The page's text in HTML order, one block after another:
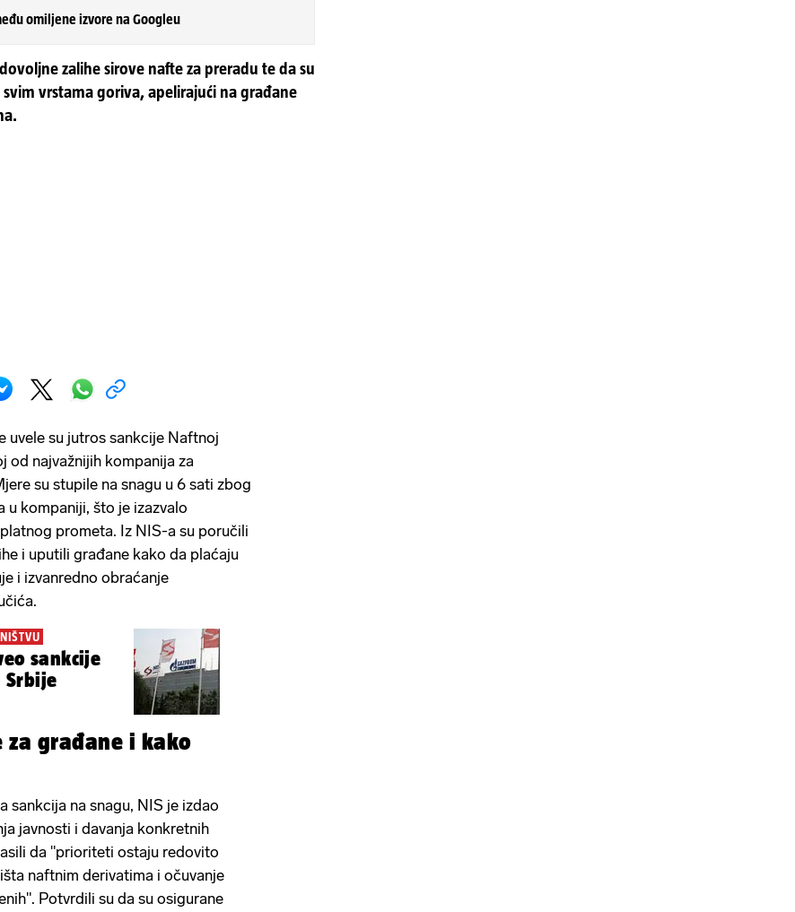
omiljene izvore na Googleu
zalihe sirove nafte za preradu te da su
vrstama goriva, apelirajući na građane
uvele su jutros sankcije Naftnoj
od najvažnijih kompanija za
su stupile na snagu u 6 sati zbog
u kompaniji, što je izazvalo
prometa. Iz NIS-a su poručili
i uputili građane kako da plaćaju
i izvanredno obraćanje
sankcije
Srbije
za građane i kako
sankcija na snagu, NIS je izdao
javnosti i davanja konkretnih
da "prioriteti ostaju redovito
naftnim derivatima i očuvanje
Potvrdili su da su osigurane